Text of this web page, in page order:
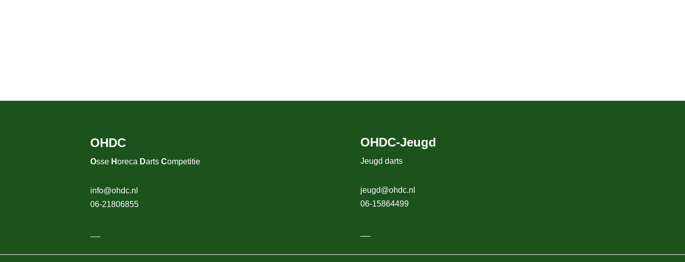
OHDC
Osse Horeca Darts Competitie
info@ohdc.nl
06-21806855
OHDC-Jeugd
Jeugd darts
jeugd@ohdc.nl
06-15864499